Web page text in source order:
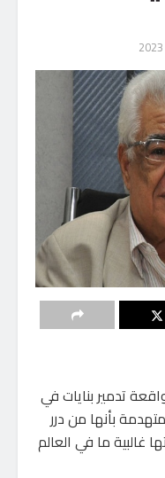
تدمير بنايات في
بأنها من درر
غالبية ما في العالم